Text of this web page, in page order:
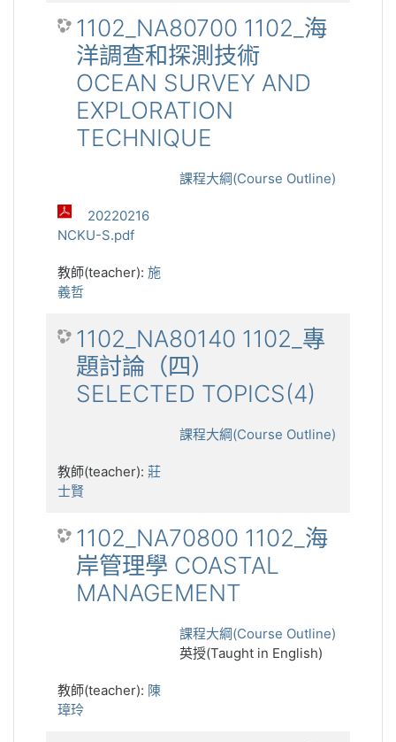
1102_NA80700 1102_海
洋調查和探測技術
OCEAN SURVEY AND
EXPLORATION
TECHNIQUE
課程大綱(Course Outline)
20220216
NCKU-S.pdf
教師(teacher): 施
義哲
1102_NA80140 1102_專
題討論（四）
SELECTED TOPICS(4)
課程大綱(Course Outline)
教師(teacher): 莊
士賢
1102_NA70800 1102_海
岸管理學 COASTAL
MANAGEMENT
課程大綱(Course Outline)
英授(Taught in English)
教師(teacher): 陳
璋玲